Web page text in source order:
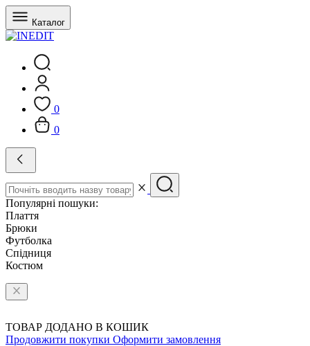
Каталог
0
0
Популярні пошуки:
Плаття
Брюки
Футболка
Спідниця
Костюм
ТОВАР ДОДАНО В КОШИК
Продовжити покупки Оформити замовлення